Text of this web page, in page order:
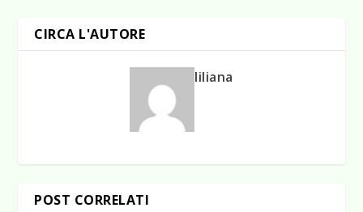
CIRCA L'AUTORE
liliana
POST CORRELATI